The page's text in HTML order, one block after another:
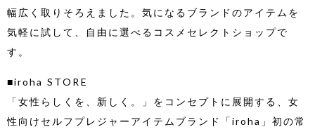
幅広く取りそろえました。気になるブランドのアイテムを
気軽に試して、自由に選べるコスメセレクトショップで
す。
■iroha STORE
「女性らしくを、新しく。」をコンセプトに展開する、女
性向けセルフプレジャーアイテムブランド「iroha」初の常